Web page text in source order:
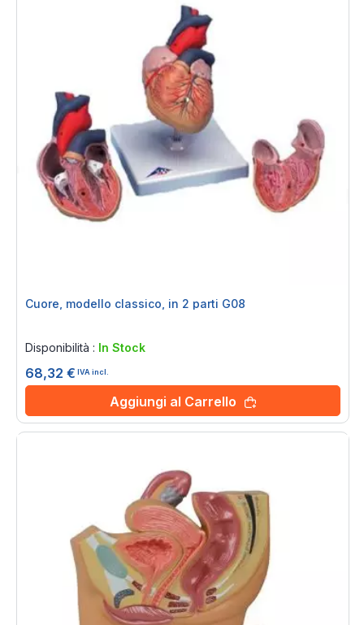
Cuore, modello classico, in 2 parti G08
Disponibilità : In Stock
68,32 € IVA incl.
Aggiungi al Carrello